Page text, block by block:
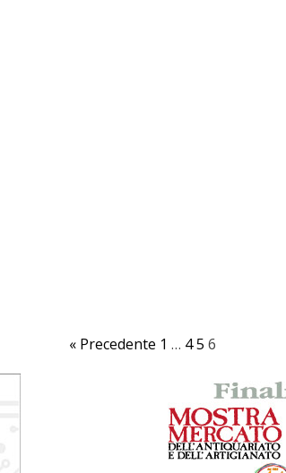
« Precedente 1 … 45 6